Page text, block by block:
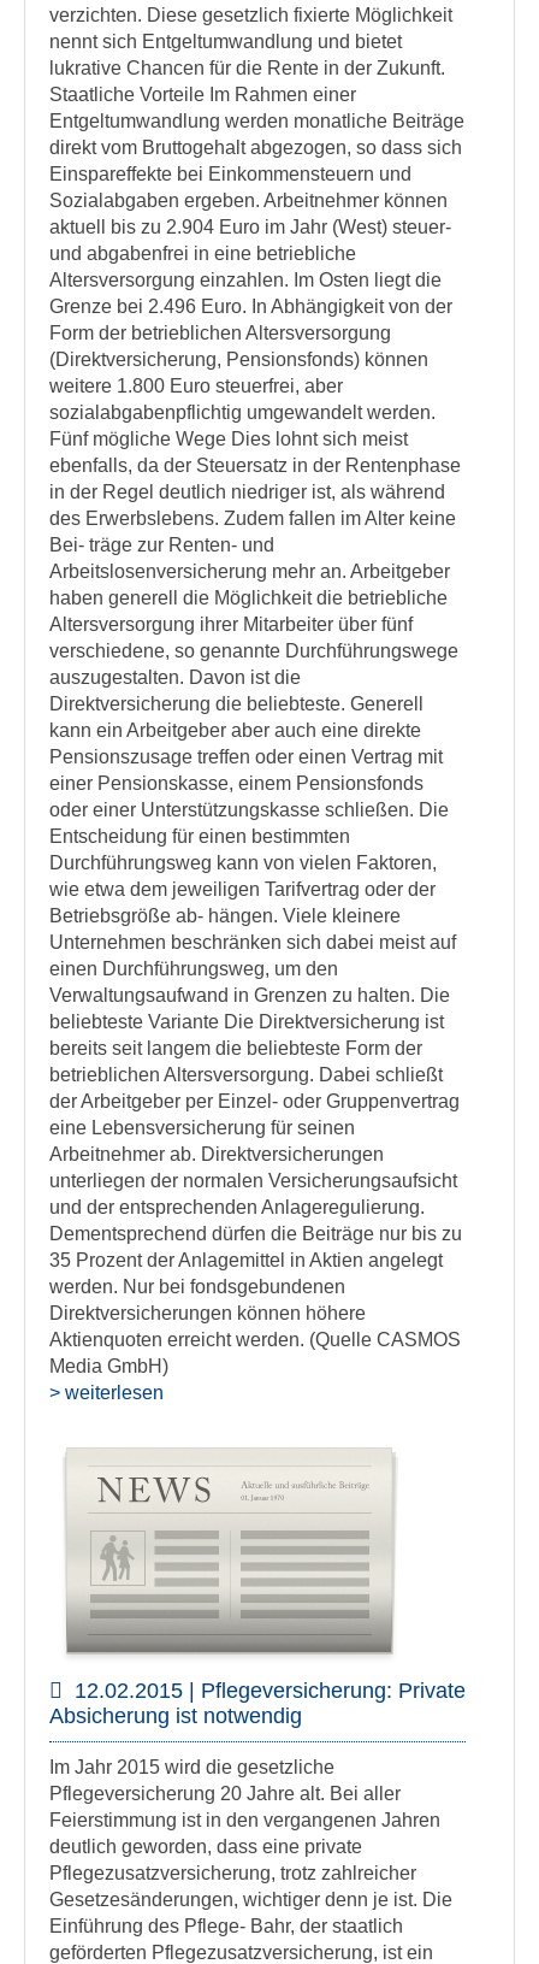
verzichten. Diese gesetzlich fixierte Möglichkeit
nennt sich Entgeltumwandlung und bietet
lukrative Chancen für die Rente in der Zukunft.
Staatliche Vorteile Im Rahmen einer
Entgeltumwandlung werden monatliche Beiträge
direkt vom Bruttogehalt abgezogen, so dass sich
Einspareffekte bei Einkommensteuern und
Sozialabgaben ergeben. Arbeitnehmer können
aktuell bis zu 2.904 Euro im Jahr (West) steuer-
und abgabenfrei in eine betriebliche
Altersversorgung einzahlen. Im Osten liegt die
Grenze bei 2.496 Euro. In Abhängigkeit von der
Form der betrieblichen Altersversorgung
(Direktversicherung, Pensionsfonds) können
weitere 1.800 Euro steuerfrei, aber
sozialabgabenpflichtig umgewandelt werden.
Fünf mögliche Wege Dies lohnt sich meist
ebenfalls, da der Steuersatz in der Rentenphase
in der Regel deutlich niedriger ist, als während
des Erwerbslebens. Zudem fallen im Alter keine
Bei- träge zur Renten- und
Arbeitslosenversicherung mehr an. Arbeitgeber
haben generell die Möglichkeit die betriebliche
Altersversorgung ihrer Mitarbeiter über fünf
verschiedene, so genannte Durchführungswege
auszugestalten. Davon ist die
Direktversicherung die beliebteste. Generell
kann ein Arbeitgeber aber auch eine direkte
Pensionszusage treffen oder einen Vertrag mit
einer Pensionskasse, einem Pensionsfonds
oder einer Unterstützungskasse schließen. Die
Entscheidung für einen bestimmten
Durchführungsweg kann von vielen Faktoren,
wie etwa dem jeweiligen Tarifvertrag oder der
Betriebsgröße ab- hängen. Viele kleinere
Unternehmen beschränken sich dabei meist auf
einen Durchführungsweg, um den
Verwaltungsaufwand in Grenzen zu halten. Die
beliebteste Variante Die Direktversicherung ist
bereits seit langem die beliebteste Form der
betrieblichen Altersversorgung. Dabei schließt
der Arbeitgeber per Einzel- oder Gruppenvertrag
eine Lebensversicherung für seinen
Arbeitnehmer ab. Direktversicherungen
unterliegen der normalen Versicherungsaufsicht
und der entsprechenden Anlageregulierung.
Dementsprechend dürfen die Beiträge nur bis zu
35 Prozent der Anlagemittel in Aktien angelegt
werden. Nur bei fondsgebundenen
Direktversicherungen können höhere
Aktienquoten erreicht werden. (Quelle CASMOS
Media GmbH)
> weiterlesen
12.02.2015 | Pflegeversicherung: Private
Absicherung ist notwendig
Im Jahr 2015 wird die gesetzliche
Pflegeversicherung 20 Jahre alt. Bei aller
Feierstimmung ist in den vergangenen Jahren
deutlich geworden, dass eine private
Pflegezusatzversicherung, trotz zahlreicher
Gesetzesänderungen, wichtiger denn je ist. Die
Einführung des Pflege- Bahr, der staatlich
geförderten Pflegezusatzversicherung, ist ein